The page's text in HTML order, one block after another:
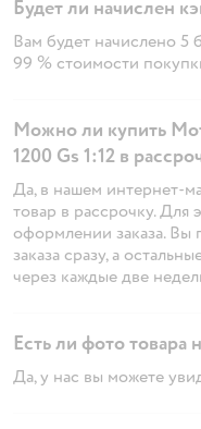
Будет ли начислен
Вам будет начислено 5
99 % стоимости
Можно ли купить
1200 Gs 1:12 в
Да, в нашем интернет-
товар в рассрочку. Для
оформлении заказа. Вы
заказа сразу, а
через каждые две
Есть ли фото товара
Да, у нас вы можете